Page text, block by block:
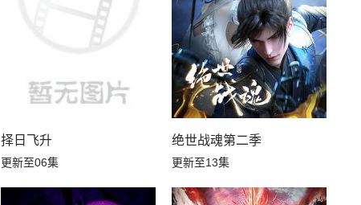
择日飞升
更新至06集
绝世战魂第二季
更新至13集